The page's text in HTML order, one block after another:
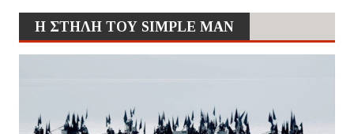
Η ΣΤΗΛΗ ΤΟΥ SIMPLE MAN